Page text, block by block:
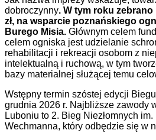
dobroczynny. W tym roku
zł, na wsparcie poznańskiego
Burego Misia. Głównym celem
celem ogniska jest udzielanie
rehabilitacji i rekreacji osobom z
intelektualną i ruchową, w tym
bazy materialnej służącej temu
Wstępny termin szóstej edycji
grudnia 2026 r. Najbliższe zawody
Luboniu to 2. Bieg Niezłomnych im.
Wechmanna, który odbędzie się w